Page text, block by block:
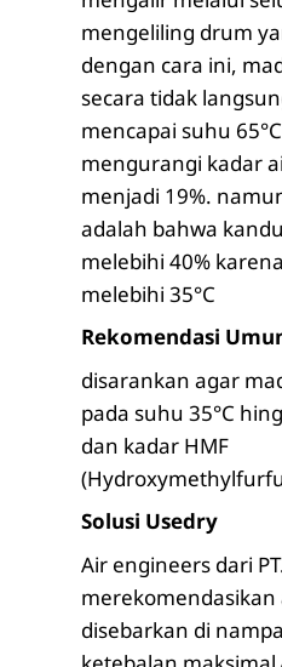
mengeliling drum
dengan cara ini,
secara tidak
mencapai suhu
mengurangi kadar
menjadi 19%.
adalah bahwa
melebihi 40%
melebihi 35°C
Rekomendasi
disarankan agar
pada suhu 35°C
dan kadar HMF
Solusi Usedry
Air engineers dari
merekomendasikan
disebarkan di